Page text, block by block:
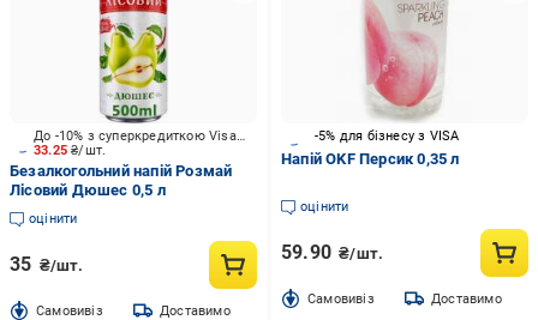
33.25₴/шт.
До -10% з суперкредиткою Visa Вигода
Безалкогольний напій Розмай
Лісовий Дюшес 0,5 л
оцінити
35 ₴/шт.
Cамовивіз Доставимо
-5% для бізнесу з VISA
Напій OKF Персик 0,35 л
оцінити
59.90 ₴/шт.
Cамовивіз Доставимо